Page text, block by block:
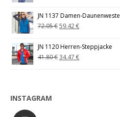
JN 1137 Damen-Daunenweste
72.05€59.42€
JN 1120 Herren-Steppjacke
41.80€34.47€
INSTAGRAM